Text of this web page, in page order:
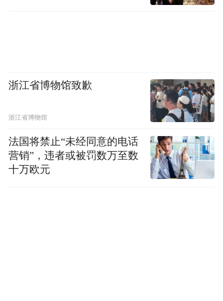
浙江省博物馆致歉
浙江省博物馆
法国将禁止“未经同意的电话
营销”，违者或被罚数万至数
十万欧元